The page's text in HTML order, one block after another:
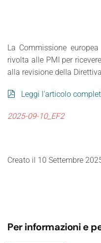
La Commissione
rivolta alle PMI per
alla revisione della
pdf
Leggi l'articolo
2025-09-10_EF2
Creato il 10 Settembre
Per informazioni e